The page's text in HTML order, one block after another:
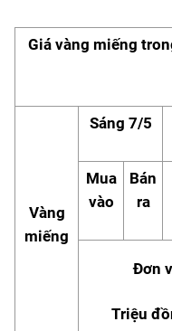
Giá vàng miếng
Vàng
miếng
Sáng 7/5
Mua
vào
Bán
ra
Đơn
Triệu